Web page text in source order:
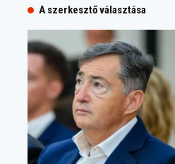
A szerkesztő választása